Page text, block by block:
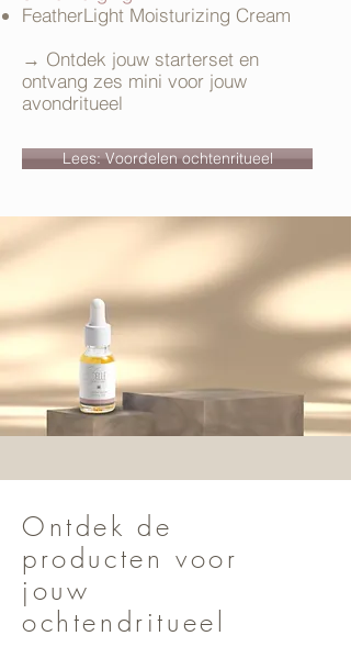
FeatherLight Moisturizing Cream
→ Ontdek jouw starterset en
ontvang zes mini voor jouw
avondritueel
Lees: Voordelen ochtenritueel
Ontdek de
producten voor
jouw
ochtendritueel